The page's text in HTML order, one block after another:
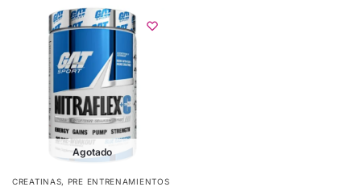
Agotado
CREATINAS, PRE ENTRENAMIENTOS